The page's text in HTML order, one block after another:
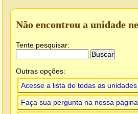
Não encontrou a unidade
Tente pesquisar:
Outras opções:
Acesse a lista de todas as
Faça sua pergunta na nossa